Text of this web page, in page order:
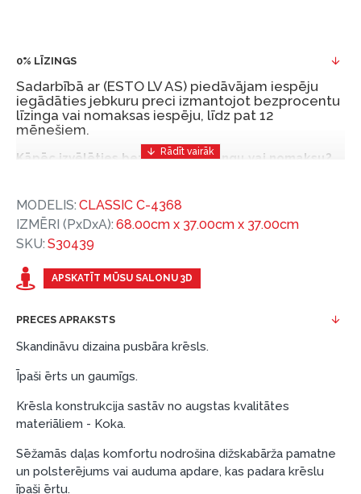
0% LĪZINGS
Sadarbībā ar (ESTO LV AS) piedāvājam iespēju
iegādāties jebkuru preci izmantojot bezprocentu
līzinga vai nomaksas iespēju, līdz pat 12
mēnešiem.
Kāpēc izvēlēties bezprocentu līzingu vai nomaksu?
un izdevīgs finansēšanas risinājums, lai iegādātos
vajadzīgās preces tulīt, bet par tām norēķinoties
vēlāk.
Ar ESTO iegūstiet bezprocentu līzinga vai nomaksas
priekšrocības bez pirmās iemaksas un ar nomaksas
Piemērs: Preces cena 300 €, termiņš: 12 mēneši,
pirmā iemaksa: 0 €, ikmēneša maksājums: 25 €,
kopējā pārmaksa: 0 €.
Līzingu un nomaksu varat noformēt arī apmeklējot mūsu
salonu Dārzciema ielā 91, Rīga, Latvija.
Dokumentu prasības:
ESTO LV AS (Dokumentu noformēšanai
APSKATĪT MŪSU SALONU 3D
PRECES APRAKSTS
Skandināvu dizaina pusbāra krēsls.
Īpaši ērts un gaumīgs.
Krēsla konstrukcija sastāv no augstas kvalitātes
materiāliem - Koka.
Sēžamās daļas komfortu nodrošina dižskabārža pamatne
un polsterējums vai auduma apdare, kas padara krēslu
īpaši ērtu.
MODELIS: CLASSIC C-4368
IZMĒRI (PxDxA): 68.00cm x 37.00cm x 37.00cm
SKU: S30439